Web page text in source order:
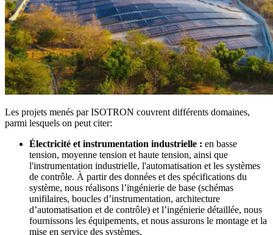
Les projets menés par ISOTRON couvrent différents domaines,
parmi lesquels on peut citer:
Électricité et instrumentation industrielle : en basse
tension, moyenne tension et haute tension, ainsi que
l'instrumentation industrielle, l'automatisation et les systèmes
de contrôle. À partir des données et des spécifications du
système, nous réalisons l’ingénierie de base (schémas
unifilaires, boucles d’instrumentation, architecture
d’automatisation et de contrôle) et l’ingénierie détaillée, nous
fournissons les équipements, et nous assurons le montage et la
mise en service des systèmes.